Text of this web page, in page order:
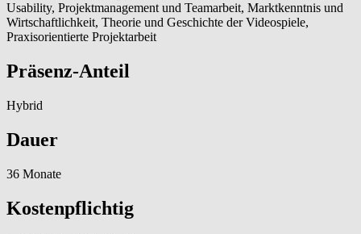
Usability, Projektmanagement und Teamarbeit, Marktkenntnis und
Wirtschaftlichkeit, Theorie und Geschichte der Videospiele,
Praxisorientierte Projektarbeit
Präsenz-Anteil
Hybrid
Dauer
36 Monate
Kostenpflichtig